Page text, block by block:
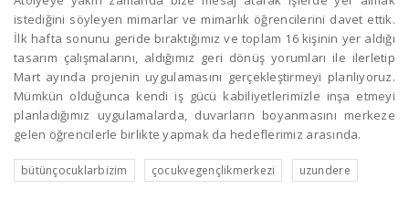
istediğini söyleyen mimarlar ve mimarlık öğrencilerini davet ettik.
İlk hafta sonunu geride bıraktığımız ve toplam 16 kişinin yer aldığı
tasarım çalışmalarını, aldığımız geri dönüş yorumları ile ilerletip
Mart ayında projenin uygulamasını gerçekleştirmeyi planlıyoruz.
Mümkün olduğunca kendi iş gücü kabiliyetlerimizle inşa etmeyi
planladığımız uygulamalarda, duvarların boyanmasını merkeze
gelen öğrencilerle birlikte yapmak da hedeflerimiz arasında.
bütünçocuklarbizim çocukvegençlikmerkezi uzundere